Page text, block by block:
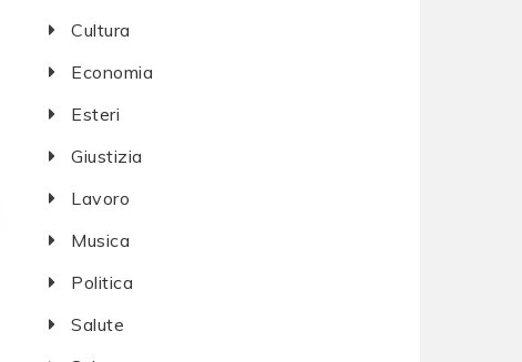
Cultura
Economia
Esteri
Giustizia
Lavoro
Musica
Politica
Salute